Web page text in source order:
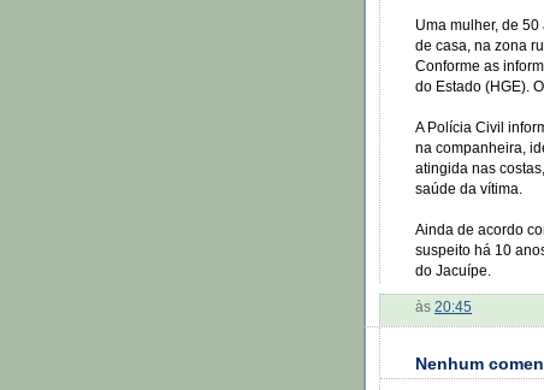
Uma mulher, de
de casa, na zona
Conforme as
do Estado (HGE).
A Polícia Civil
na companheira,
atingida nas
saúde da vítima.
Ainda de acordo
suspeito há 10
do Jacuípe.
às 20:45
Nenhum